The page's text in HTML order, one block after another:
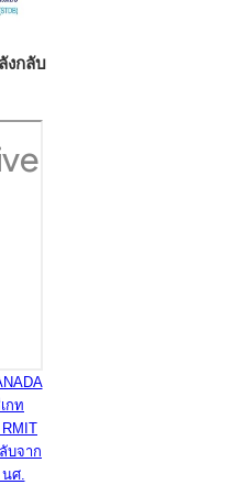
งกลับ
กท
บจาก
ศ.